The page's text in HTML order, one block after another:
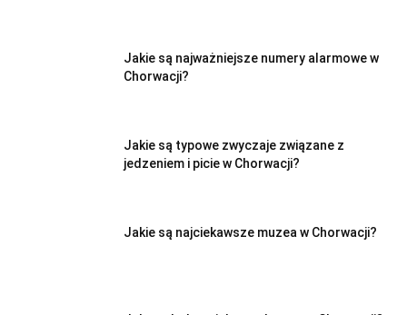
Jakie są najważniejsze numery alarmowe w
Chorwacji?
Jakie są typowe zwyczaje związane z
jedzeniem i picie w Chorwacji?
Jakie są najciekawsze muzea w Chorwacji?